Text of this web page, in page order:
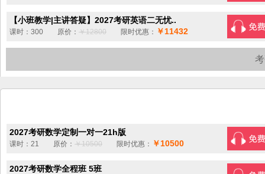
【小班教学|主讲答疑】2027考研英语二无忧..
课时：300 原价： ￥12800 限时优惠： ￥11432
2027考研数学定制一对一21h版
课时：21 原价： ￥10500 限时优惠： ￥10500
2027考研数学全程班 5班